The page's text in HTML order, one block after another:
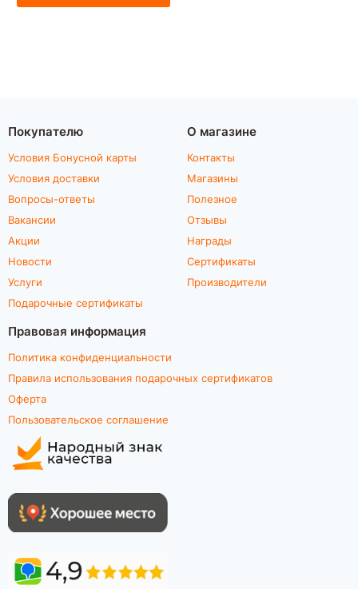
Покупателю
Условия Бонусной карты
Условия доставки
Вопросы-ответы
Вакансии
Акции
Новости
Услуги
Подарочные сертификаты
О магазине
Контакты
Магазины
Полезное
Отзывы
Награды
Сертификаты
Производители
Правовая информация
Политика конфиденциальности
Правила использования подарочных сертификатов
Оферта
Пользовательское соглашение